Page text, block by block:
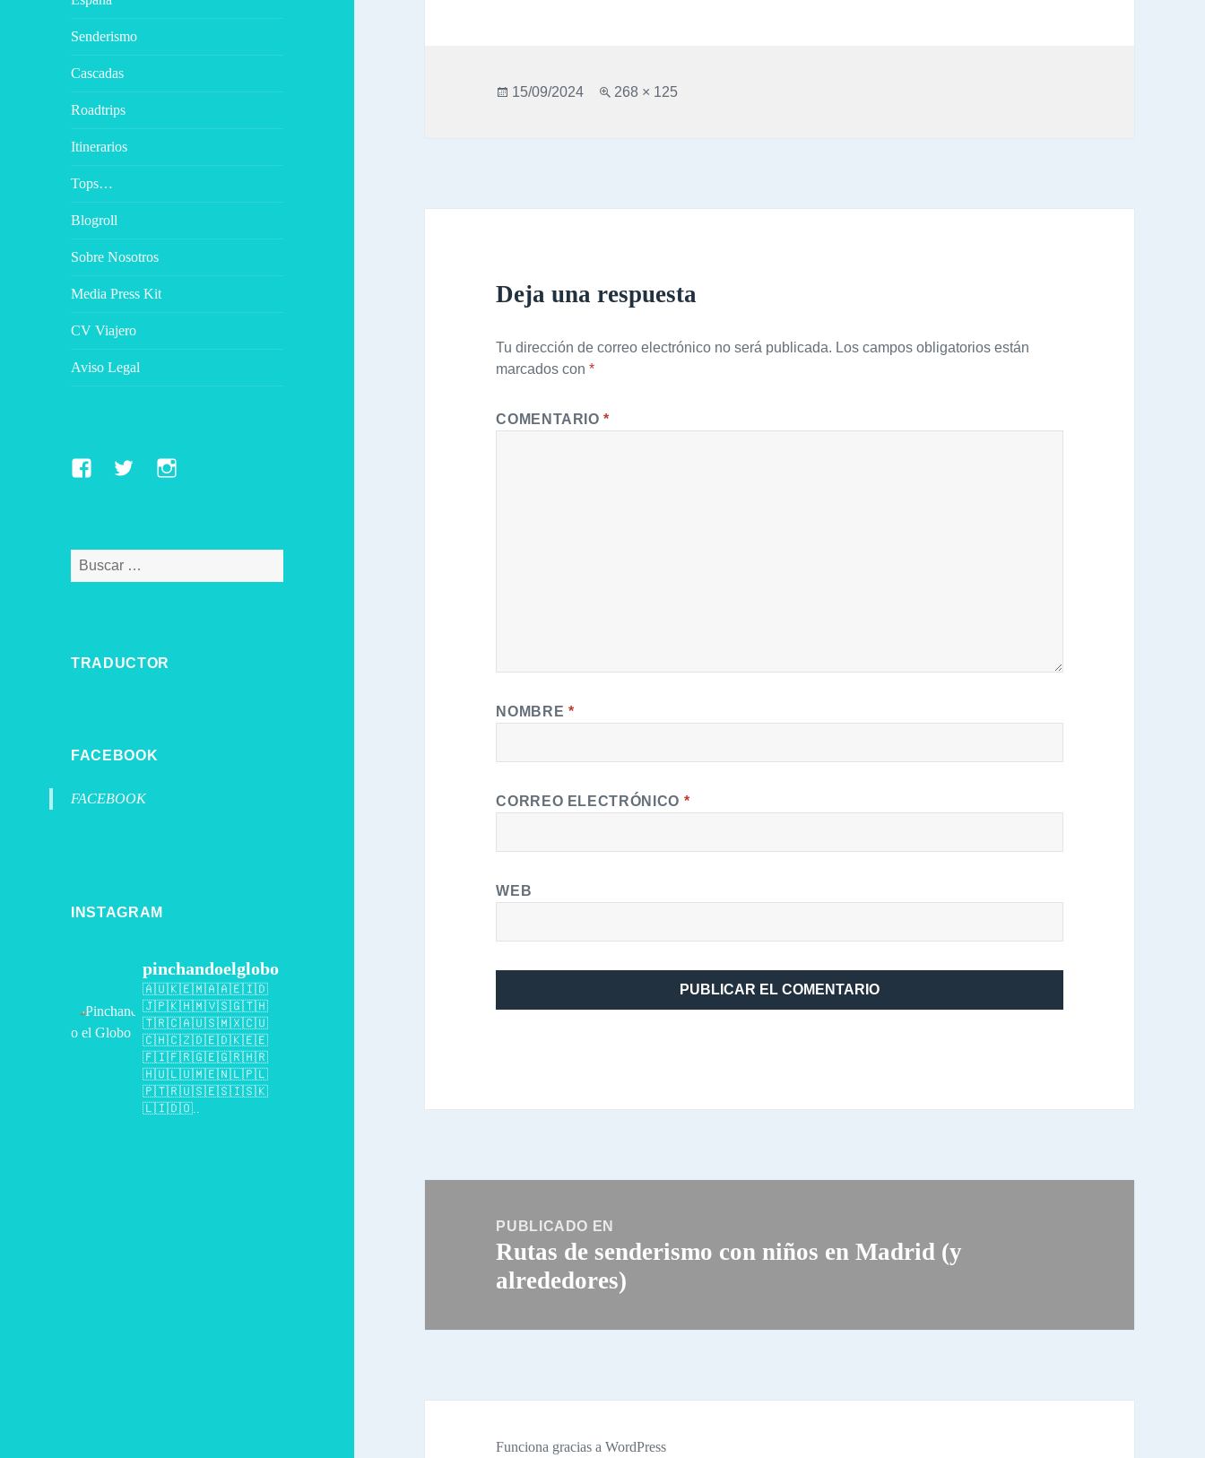
Senderismo
Cascadas
Roadtrips
Itinerarios
Tops…
Blogroll
Sobre Nosotros
Media Press Kit
CV Viajero
Aviso Legal
FacebookTwitterInstagram
Buscar:
TRADUCTOR
FACEBOOK
FACEBOOK
INSTAGRAM
pinchandoelglobo
🇦🇺🇰🇪🇲🇦🇦🇪🇮🇩
🇯🇵🇰🇭🇲🇻🇸🇬🇹🇭
🇹🇷🇨🇦🇺🇸🇲🇽🇨🇺
🇨🇭🇨🇿🇩🇪🇩🇰🇪🇪
🇫🇮🇫🇷🇬🇪🇬🇷🇭🇷
🇭🇺🇱🇺🇲🇪🇳🇱🇵🇱
🇵🇹🇷🇺🇸🇪🇸🇮🇸🇰
🇱🇮🇩🇴..
Publicado
15/09/2024
Tamaño
268 × 125
Deja una respuesta
Tu dirección de correo electrónico no será publicada. Los campos obligatorios están
marcados con*
COMENTARIO*
NOMBRE *
CORREO ELECTRÓNICO *
WEB
PUBLICADO EN
Rutas de senderismo con niños en Madrid (y
alrededores)
Funciona gracias a WordPress